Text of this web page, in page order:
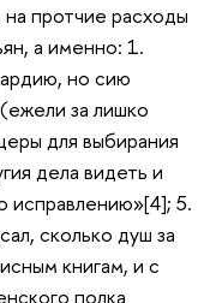
протчие расходы
а именно: 1.
но сию
за лишко
для выбирания
дела видеть и
исправлению»[4]; 5.
сколько душ за
книгам, и с
полка